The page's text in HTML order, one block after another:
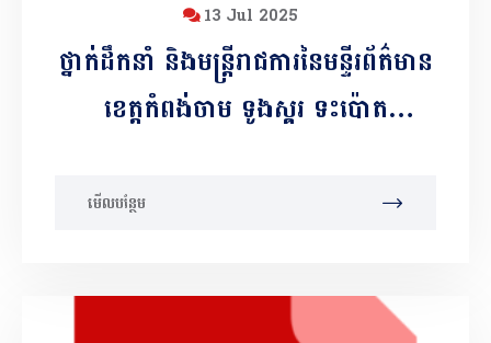
13 Jul 2025
ថ្នាក់ដឹកនាំ និងមន្រ្តីរាជការនៃមន្ទីរព័ត៌មាន
ខេត្តកំពង់ចាម ទូងស្គរ ទះប៉ោត
បូជនីយដ្ឋានចងចាំនៃកម្ពុជាចូលជា
មើលបន្ថែម